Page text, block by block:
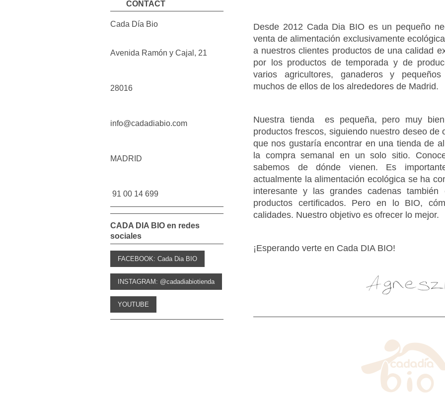
Desde 2012 Cada Dia BIO es un pequeño
venta de alimentación exclusivamente
a nuestros clientes productos de una calidad
por los productos de temporada y de
varios agricultores, ganaderos y pequeños
muchos de ellos de los alrededores de Madrid.
Nuestra tienda es pequeña, pero muy
productos frescos, siguiendo nuestro deseo de
que nos gustaría encontrar en una tienda de
la compra semanal en un solo sitio.
sabemos de dónde vienen. Es
actualmente la alimentación ecológica se ha
interesante y las grandes cadenas
productos certificados. Pero en lo BIO,
calidades. Nuestro objetivo es ofrecer lo mejor.
¡Esperando verte en Cada DIA BIO!
CONTACT
Cada Día Bio
Avenida Ramón y Cajal , 21
28016
info@cadadiabio.com
MADRID
91 00 14 699
CADA DIA BIO en redes
sociales
FACEBOOK: Cada Dia BIO
INSTAGRAM: @cadadiabiotienda
YOUTUBE